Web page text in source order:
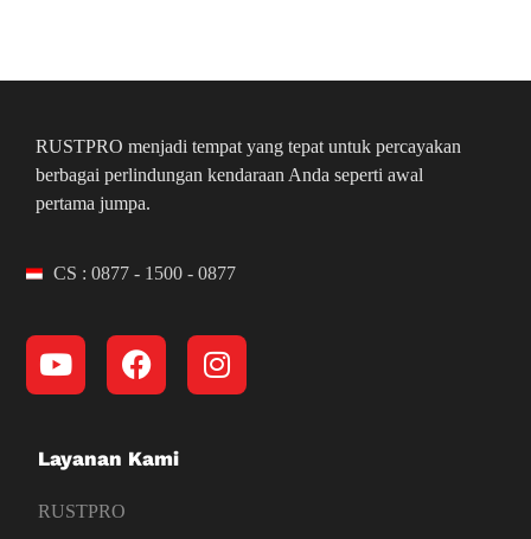
RUSTPRO menjadi tempat yang tepat untuk percayakan
berbagai perlindungan kendaraan Anda seperti awal
pertama jumpa.
CS : 0877 - 1500 - 0877
Layanan Kami
RUSTPRO